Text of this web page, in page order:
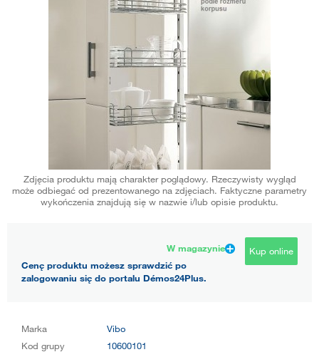
Zdjęcia produktu mają charakter poglądowy. Rzeczywisty wygląd
może odbiegać od prezentowanego na zdjęciach. Faktyczne parametry
wykończenia znajdują się w nazwie i/lub opisie produktu.
W magazynie
Cenę produktu możesz sprawdzić po
zalogowaniu się do portalu Démos24Plus.
Kup online
Marka
Vibo
Kod grupy
10600101